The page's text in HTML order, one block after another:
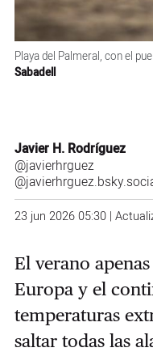
Playa del Palmeral, con el
Sabadell
Javier H. Rodríguez
@javierhrguez
23 jun 2026 05:30 |
El verano
Europa y el
temperaturas
saltar todas las